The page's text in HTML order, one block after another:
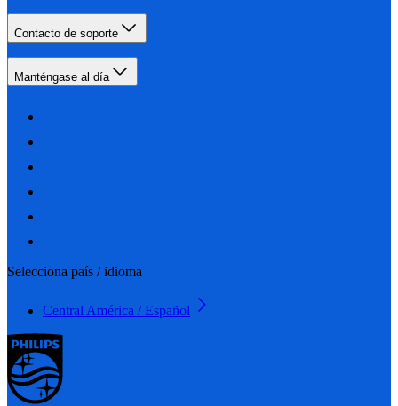
Contacto de soporte
Manténgase al día
Selecciona país / idioma
Central América / Español